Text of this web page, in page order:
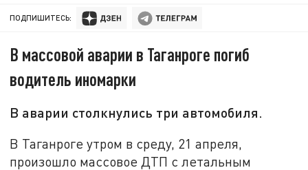
ПОДПИШИТЕСЬ:
В массовой аварии в Таганроге погиб
водитель иномарки
В аварии столкнулись три автомобиля.
В Таганроге утром в среду, 21 апреля,
произошло массовое ДТП с летальным